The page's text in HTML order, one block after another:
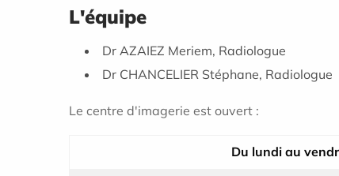
L'équipe
Dr AZAIEZ Meriem, Radiologue
Dr CHANCELIER Stéphane, Radiologue
Le centre d'imagerie est ouvert :
Du lundi au